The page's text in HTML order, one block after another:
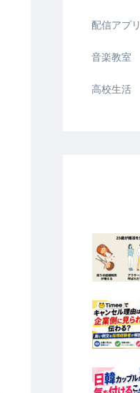
配信アプリ
音楽教室
高校生活